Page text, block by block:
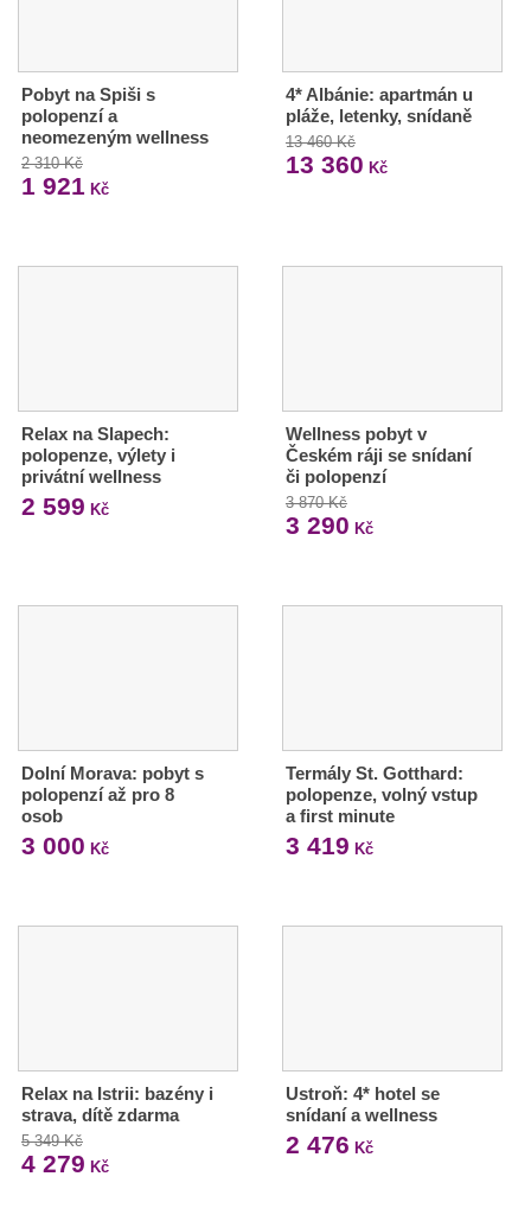
Pobyt na Spiši s
polopenzí a
neomezeným wellness
2 310 Kč
1 921 Kč
4* Albánie: apartmán u
pláže, letenky, snídaně
13 460 Kč
13 360 Kč
Relax na Slapech:
polopenze, výlety i
privátní wellness
2 599 Kč
Wellness pobyt v
Českém ráji se snídaní
či polopenzí
3 870 Kč
3 290 Kč
Dolní Morava: pobyt s
polopenzí až pro 8
osob
3 000 Kč
Termály St. Gotthard:
polopenze, volný vstup
a first minute
3 419 Kč
Relax na Istrii: bazény i
strava, dítě zdarma
5 349 Kč
4 279 Kč
Ustroň: 4* hotel se
snídaní a wellness
2 476 Kč